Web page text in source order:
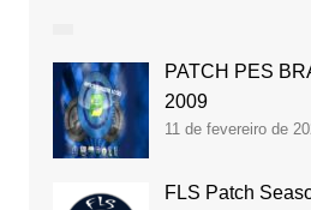
PATCH PES
2009
11 de fevereiro de
FLS Patch